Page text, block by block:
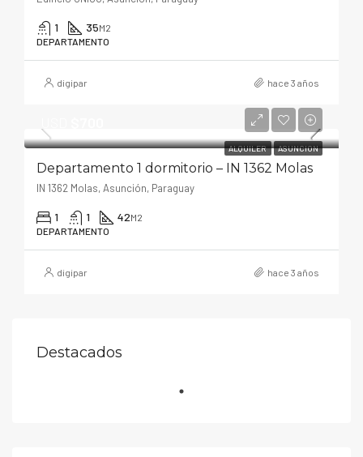
1 35M2
DEPARTAMENTO
digipar hace 3 años
ALQUILER ASUNCION
Departamento 1 dormitorio – IN 1362 Molas
IN 1362 Molas, Asunción, Paraguay
1 1 42M2
DEPARTAMENTO
digipar hace 3 años
Destacados